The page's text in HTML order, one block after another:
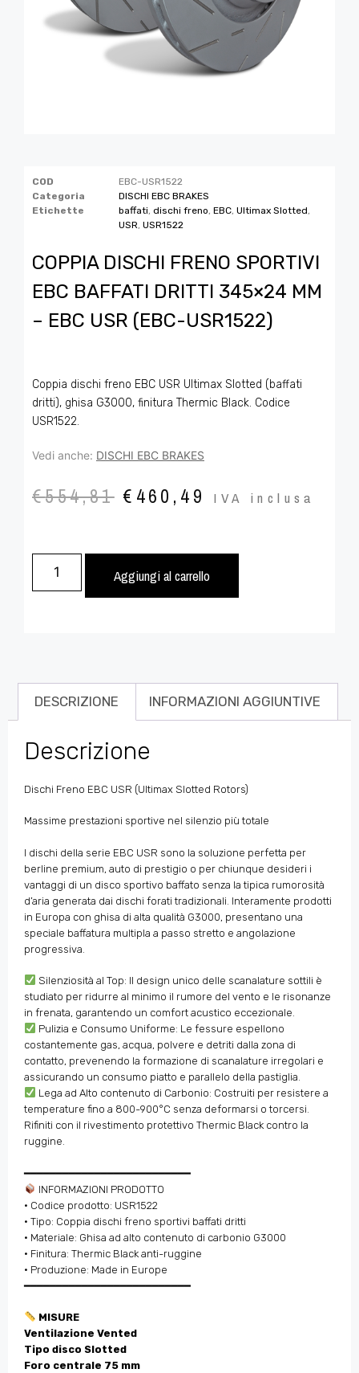
COD
EBC-USR1522
Categoria
DISCHI EBC BRAKES
Etichette
baffati dischi freno EBC Ultimax Slotted
USR USR1522
COPPIA DISCHI FRENO SPORTIVI
EBC BAFFATI DRITTI 345×24 MM
– EBC USR (EBC-USR1522)
Coppia dischi freno EBC USR Ultimax Slotted (baffati
dritti), ghisa G3000, finitura Thermic Black. Codice
USR1522.
Vedi anche: DISCHI EBC BRAKES
€554,81 € 460,49 IVA inclusa
Aggiungi al carrello
DESCRIZIONE INFORMAZIONI AGGIUNTIVE
Descrizione
Dischi Freno EBC USR (Ultimax Slotted Rotors)
Massime prestazioni sportive nel silenzio più totale
I dischi della serie EBC USR sono la soluzione perfetta per
berline premium, auto di prestigio o per chiunque desideri i
vantaggi di un disco sportivo baffato senza la tipica rumorosità
d’aria generata dai dischi forati tradizionali. Interamente prodotti
in Europa con ghisa di alta qualità G3000, presentano una
speciale baffatura multipla a passo stretto e angolazione
progressiva.
Silenziosità al Top: Il design unico delle scanalature sottili è
studiato per ridurre al minimo il rumore del vento e le risonanze
in frenata, garantendo un comfort acustico eccezionale.
Pulizia e Consumo Uniforme: Le fessure espellono
costantemente gas, acqua, polvere e detriti dalla zona di
contatto, prevenendo la formazione di scanalature irregolari e
assicurando un consumo piatto e parallelo della pastiglia.
Lega ad Alto contenuto di Carbonio: Costruiti per resistere a
temperature fino a 800-900°C senza deformarsi o torcersi.
Rifiniti con il rivestimento protettivo Thermic Black contro la
ruggine.
━━━━━━━━━━━━━━━━━━━━━━━━━━
INFORMAZIONI PRODOTTO
• Codice prodotto: USR1522
• Tipo: Coppia dischi freno sportivi baffati dritti
• Materiale: Ghisa ad alto contenuto di carbonio G3000
• Finitura: Thermic Black anti-ruggine
• Produzione: Made in Europe
━━━━━━━━━━━━━━━━━━━━━━━━━━
MISURE
Ventilazione Vented
Tipo disco Slotted
Foro centrale 75 mm